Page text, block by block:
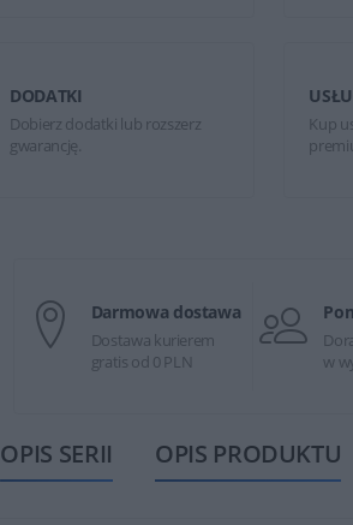
DODATKI
Dobierz dodatki lub rozszerz
gwarancję.
Kup
Darmowa dostawa
Dostawa kurierem
gratis od 0 PLN
w
OPIS SERII OPIS PRODUKTU